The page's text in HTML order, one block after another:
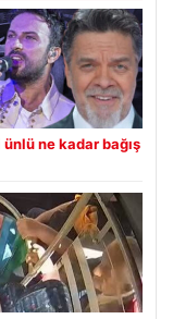
ne kadar bağış